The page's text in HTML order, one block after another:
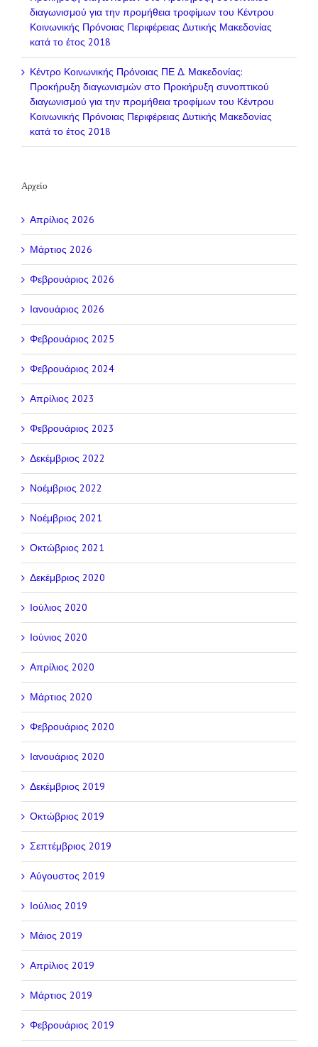
διαγωνισμού για την προμήθεια τροφίμων του Κέντρου
Κοινωνικής Πρόνοιας Περιφέρειας Δυτικής Μακεδονίας
κατά το έτος 2018
Κέντρο Κοινωνικής Πρόνοιας ΠΕ Δ. Μακεδονίας:
Προκήρυξη διαγωνισμών στο Προκήρυξη συνοπτικού
διαγωνισμού για την προμήθεια τροφίμων του Κέντρου
Κοινωνικής Πρόνοιας Περιφέρειας Δυτικής Μακεδονίας
κατά το έτος 2018
Αρχείο
Απρίλιος 2026
Μάρτιος 2026
Φεβρουάριος 2026
Ιανουάριος 2026
Φεβρουάριος 2025
Φεβρουάριος 2024
Απρίλιος 2023
Φεβρουάριος 2023
Δεκέμβριος 2022
Νοέμβριος 2022
Νοέμβριος 2021
Οκτώβριος 2021
Δεκέμβριος 2020
Ιούλιος 2020
Ιούνιος 2020
Απρίλιος 2020
Μάρτιος 2020
Φεβρουάριος 2020
Ιανουάριος 2020
Δεκέμβριος 2019
Οκτώβριος 2019
Σεπτέμβριος 2019
Αύγουστος 2019
Ιούλιος 2019
Μάιος 2019
Απρίλιος 2019
Μάρτιος 2019
Φεβρουάριος 2019